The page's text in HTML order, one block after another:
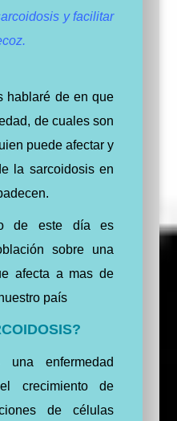
y facilitar
hablaré de en que
de cuales son
puede afectar y
la sarcoidosis en
de este día es
sobre una
afecta a mas de
país
enfermedad
crecimiento de
de células